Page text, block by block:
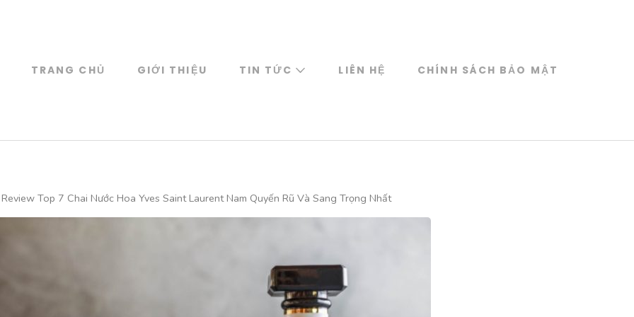
TRANG CHỦ GIỚI THIỆU TIN TỨC LIÊN HỆ CHÍNH SÁCH BẢO MẬT
Review Top 7 Chai Nước Hoa Yves Saint Laurent Nam Quyến Rũ Và Sang Trọng Nhất